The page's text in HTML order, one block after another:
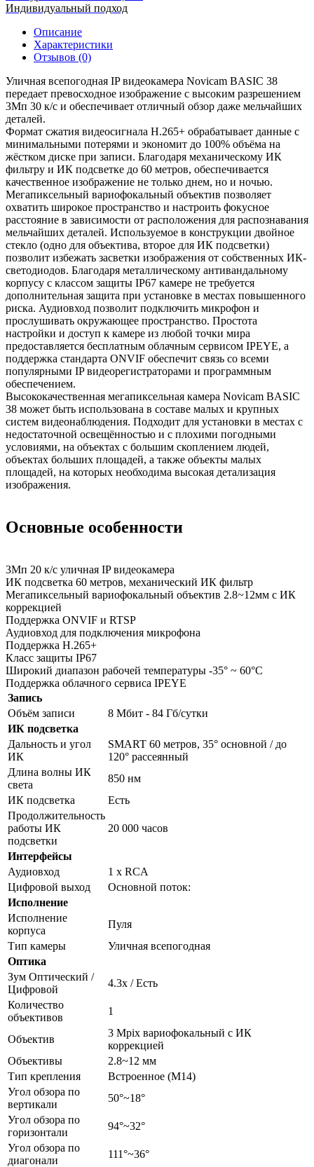
Индивидуальный подход
Описание
Характеристики
Отзывов (0)
Уличная всепогодная IP видеокамера Novicam BASIC 38
передает превосходное изображение с высоким разрешением
3Мп 30 к/с и обеспечивает отличный обзор даже мельчайших
деталей.
Формат сжатия видеосигнала H.265+ обрабатывает данные с
минимальными потерями и экономит до 100% объёма на
жёстком диске при записи. Благодаря механическому ИК
фильтру и ИК подсветке до 60 метров, обеспечивается
качественное изображение не только днем, но и ночью.
Мегапиксельный вариофокальный объектив позволяет
охватить широкое пространство и настроить фокусное
расстояние в зависимости от расположения для распознавания
мельчайших деталей. Используемое в конструкции двойное
стекло (одно для объектива, второе для ИК подсветки)
позволит избежать засветки изображения от собственных ИК-
светодиодов. Благодаря металлическому антивандальному
корпусу с классом защиты IP67 камере не требуется
дополнительная защита при установке в местах повышенного
риска. Аудиовход позволит подключить микрофон и
прослушивать окружающее пространство. Простота
настройки и доступ к камере из любой точки мира
предоставляется бесплатным облачным сервисом IPEYE, а
поддержка стандарта ONVIF обеспечит связь со всеми
популярными IP видеорегистраторами и программным
обеспечением.
Высококачественная мегапиксельная камера Novicam BASIC
38 может быть использована в составе малых и крупных
систем видеонаблюдения. Подходит для установки в местах с
недостаточной освещённостью и с плохими погодными
условиями, на объектах с большим скоплением людей,
объектах больших площадей, а также объекты малых
площадей, на которых необходима высокая детализация
изображения.
Основные особенности
3Мп 20 к/с уличная IP видеокамера
ИК подсветка 60 метров, механический ИК фильтр
Мегапиксельный вариофокальный объектив 2.8~12мм c ИК
коррекцией
Поддержка ONVIF и RTSP
Аудиовход для подключения микрофона
Поддержка H.265+
Класс защиты IP67
Широкий диапазон рабочей температуры -35° ~ 60°C
Поддержка облачного сервиса IPEYE
Запись
Объём записи
8 Мбит - 84 Гб/сутки
ИК подсветка
Дальность и угол
ИК
SMART 60 метров, 35° основной / до
120° рассеянный
Длина волны ИК
света
850 нм
ИК подсветка
Есть
Продолжительность
работы ИК
подсветки
20 000 часов
Интерфейсы
Аудиовход
1 х RCA
Цифровой выход
Основной поток:
Исполнение
Исполнение
корпуса
Пуля
Тип камеры
Уличная всепогодная
Оптика
Зум Оптический /
Цифровой
4.3х / Есть
Количество
объективов
1
Объектив
3 Mpix вариофокальный c ИК
коррекцией
Объективы
2.8~12 мм
Тип крепления
Встроенное (M14)
Угол обзора по
вертикали
50°~18°
Угол обзора по
горизонтали
94°~32°
Угол обзора по
диагонали
111°~36°